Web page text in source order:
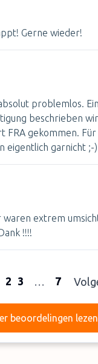
Gerne wieder!
problemlos.
beschrieben
gekommen. Für
eigentlich garnicht ;-)
extrem
!!!!
2 3 … 7
Meer
beoordelingen lezen